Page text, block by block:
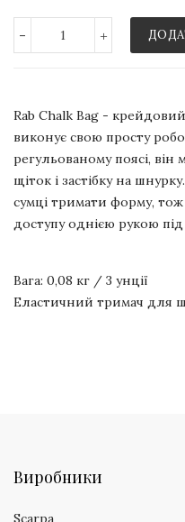
- +
Rab Chalk Bag -
виконує свою просту
регульованому поясі,
щіток і застібку на
сумці тримати форму,
доступу однією рукою під
Вага: 0,08 кг / 3 унції
Еластичний тримач для
Виробники
Scarpa